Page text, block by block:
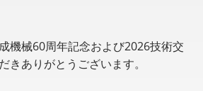
機械60周年記念および2026技術交
きありがとうございます。